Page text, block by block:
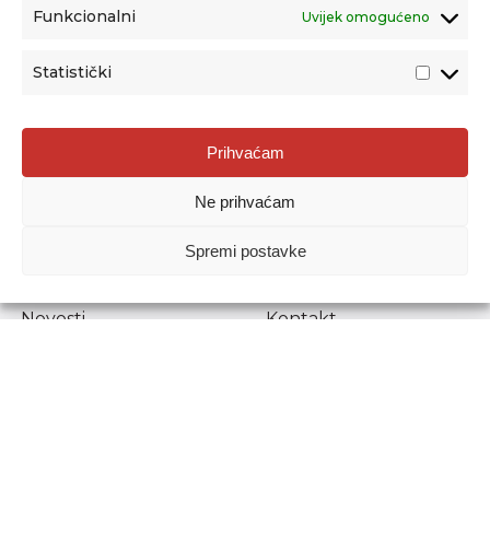
Funkcionalni Uvijek omogućeno
Statistički
Prihvaćam
Ne prihvaćam
Spremi postavke
Agencija za odgoj i obrazovanje
Donje Svetice 38, 10000 Zagreb
1778129
Prenošenje sadržaja dopušteno je uz navođenje izvora.
Novosti
Kontakt